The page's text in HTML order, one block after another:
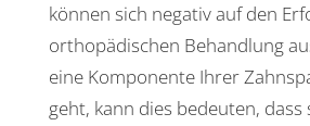
können sich negativ auf den
or­tho­pä­di­schen Behand­lung
eine Kompo­nente Ihrer
geht, kann dies bedeuten, dass